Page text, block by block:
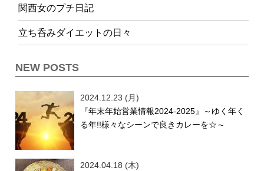
関西女のプチ日記
立ち呑みダイエットの日々
NEW POSTS
2024.12.23 (月)
『年末年始営業情報2024-2025』～ゆく年く
る年!!様々なシーンで良きカレーを☆～
2024.04.18 (木)